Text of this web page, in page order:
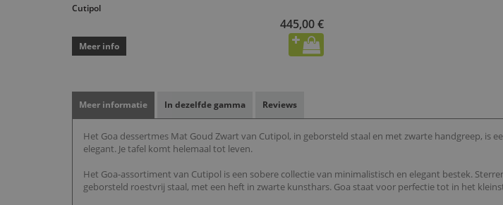
Cutipol
445,00 €
Meer info
Meer informatie In dezelfde gamma Reviews
Het Goa dessertmes Mat Goud Zwart van Cutipol, in geborsteld staal en met zwarte handgreep, is
elegant. Je tafel komt helemaal tot leven.
Het Goa-assortiment van Cutipol is een sobere collectie van minimalistisch en elegant bestek.
geborsteld roestvrij staal, met een heft in zwarte kunsthars. Goa staat voor perfectie tot in het